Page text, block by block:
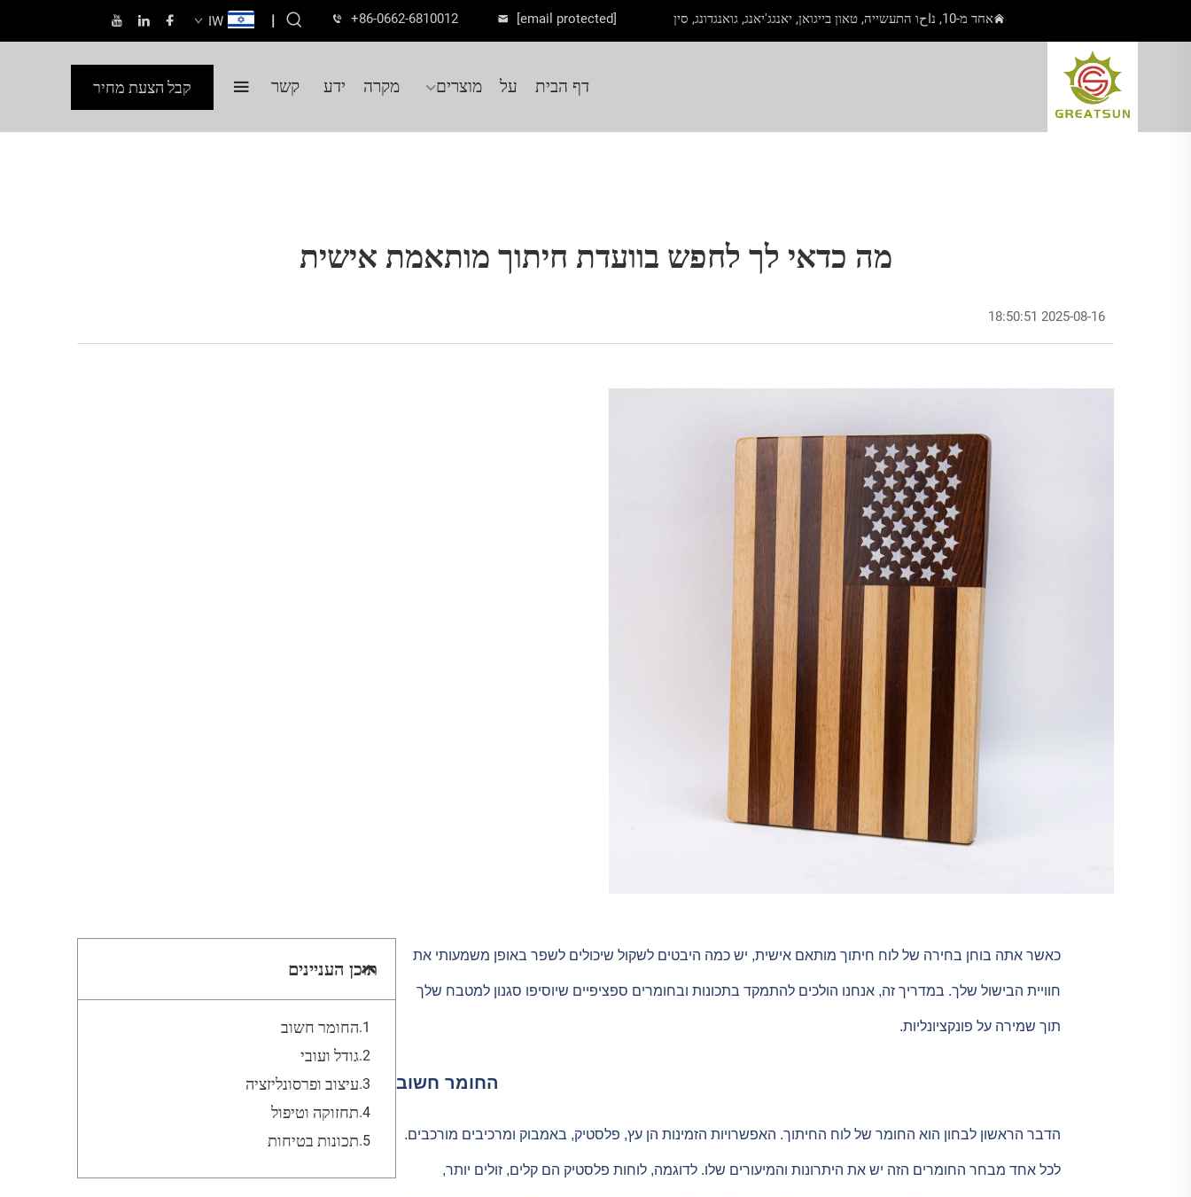
אחד מ-10, נاحו התעשייה, טאון בייגואן, יאנגג'יאנג, גואנגדונג, סין +86-0662-6810012 [email protected]
|
IW
דף הבית על מוצרים מקרה ידע קשר קבל הצעת מחיר
מה כדאי לך לחפש בוועדת חיתוך מותאמת אישית
2025-08-16 18:50:51
כאשר אתה בוחן בחירה של לוח חיתוך מותאם אישית, יש כמה היבטים לשקול שיכולים לשפר באופן משמעותי את
חוויית הבישול שלך. במדריך זה, אנחנו הולכים להתמקד בתכונות ובחומרים ספציפיים שיוסיפו סגנון למטבח שלך
תוך שמירה על פונקציונליות.
החומר חשוב
הדבר הראשון לבחון הוא החומר של לוח החיתוך. האפשרויות הזמינות הן עץ, פלסטיק, באמבוק ומרכיבים מורכבים.
לכל אחד מבחר החומרים הזה יש את היתרונות והמיעורים שלו. לדוגמה, לוחות פלסטיק הם קלים, זולים יותר,
תוכן העניינים
החומר חשוב
גודל ועובי
עיצוב ופרסונליזציה
תחזוקה וטיפול
תכונות בטיחות